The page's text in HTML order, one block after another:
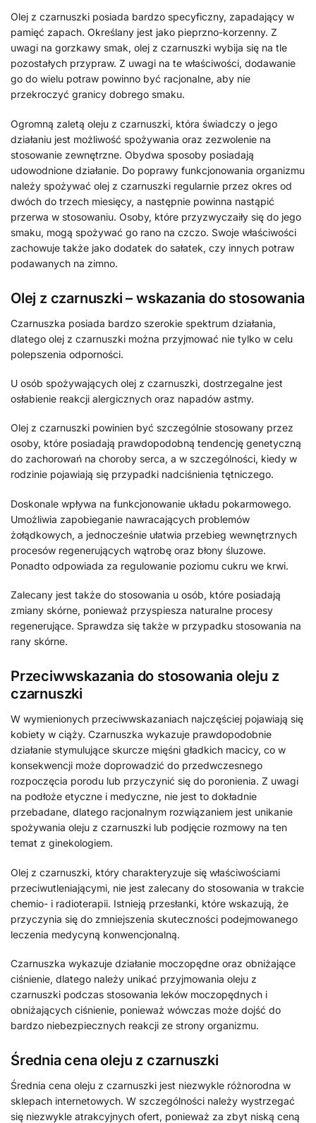
Olej z czarnuszki posiada bardzo specyficzny, zapadający w
pamięć zapach. Określany jest jako pieprzno-korzenny. Z
uwagi na gorzkawy smak, olej z czarnuszki wybija się na tle
pozostałych przypraw. Z uwagi na te właściwości, dodawanie
go do wielu potraw powinno być racjonalne, aby nie
przekroczyć granicy dobrego smaku.
Ogromną zaletą oleju z czarnuszki, która świadczy o jego
działaniu jest możliwość spożywania oraz zezwolenie na
stosowanie zewnętrzne. Obydwa sposoby posiadają
udowodnione działanie. Do poprawy funkcjonowania organizmu
należy spożywać olej z czarnuszki regularnie przez okres od
dwóch do trzech miesięcy, a następnie powinna nastąpić
przerwa w stosowaniu. Osoby, które przyzwyczaiły się do jego
smaku, mogą spożywać go rano na czczo. Swoje właściwości
zachowuje także jako dodatek do sałatek, czy innych potraw
podawanych na zimno.
Olej z czarnuszki – wskazania do stosowania
Czarnuszka posiada bardzo szerokie spektrum działania,
dlatego olej z czarnuszki można przyjmować nie tylko w celu
polepszenia odporności.
U osób spożywających olej z czarnuszki, dostrzegalne jest
osłabienie reakcji alergicznych oraz napadów astmy.
Olej z czarnuszki powinien być szczególnie stosowany przez
osoby, które posiadają prawdopodobną tendencję genetyczną
do zachorowań na choroby serca, a w szczególności, kiedy w
rodzinie pojawiają się przypadki nadciśnienia tętniczego.
Doskonale wpływa na funkcjonowanie układu pokarmowego.
Umożliwia zapobieganie nawracających problemów
żołądkowych, a jednocześnie ułatwia przebieg wewnętrznych
procesów regenerujących wątrobę oraz błony śluzowe.
Ponadto odpowiada za regulowanie poziomu cukru we krwi.
Zalecany jest także do stosowania u osób, które posiadają
zmiany skórne, ponieważ przyspiesza naturalne procesy
regenerujące. Sprawdza się także w przypadku stosowania na
rany skórne.
Przeciwwskazania do stosowania oleju z
czarnuszki
W wymienionych przeciwwskazaniach najczęściej pojawiają się
kobiety w ciąży. Czarnuszka wykazuje prawdopodobnie
działanie stymulujące skurcze mięśni gładkich macicy, co w
konsekwencji może doprowadzić do przedwczesnego
rozpoczęcia porodu lub przyczynić się do poronienia. Z uwagi
na podłoże etyczne i medyczne, nie jest to dokładnie
przebadane, dlatego racjonalnym rozwiązaniem jest unikanie
spożywania oleju z czarnuszki lub podjęcie rozmowy na ten
temat z ginekologiem.
Olej z czarnuszki, który charakteryzuje się właściwościami
przeciwutleniającymi, nie jest zalecany do stosowania w trakcie
chemio- i radioterapii. Istnieją przesłanki, które wskazują, że
przyczynia się do zmniejszenia skuteczności podejmowanego
leczenia medycyną konwencjonalną.
Czarnuszka wykazuje działanie moczopędne oraz obniżające
ciśnienie, dlatego należy unikać przyjmowania oleju z
czarnuszki podczas stosowania leków moczopędnych i
obniżających ciśnienie, ponieważ wówczas może dojść do
bardzo niebezpiecznych reakcji ze strony organizmu.
Średnia cena oleju z czarnuszki
Średnia cena oleju z czarnuszki jest niezwykle różnorodna w
sklepach internetowych. W szczególności należy wystrzegać
się niezwykle atrakcyjnych ofert, ponieważ za zbyt niską ceną